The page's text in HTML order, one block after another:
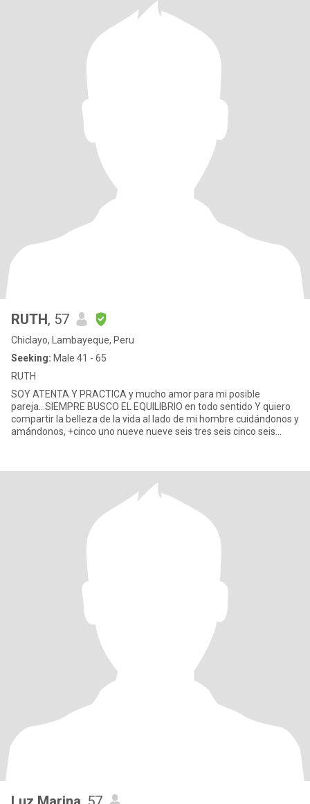
RUTH, 57
Chiclayo, Lambayeque, Peru
Seeking: Male 41 - 65
RUTH
SOY ATENTA Y PRACTICA y mucho amor para mi posible
pareja...SIEMPRE BUSCO EL EQUILIBRIO en todo sentido Y quiero
compartir la belleza de la vida al lado de mi hombre cuidándonos y
amándonos, +cinco uno nueve nueve seis tres seis cinco seis